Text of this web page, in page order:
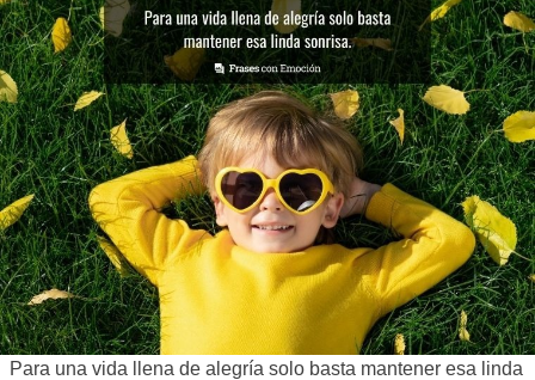
Para una vida llena de alegría solo basta mantener esa linda